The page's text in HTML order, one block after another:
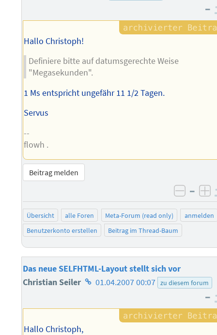
–
Hallo Christoph!
Definiere bitte auf datumsgerechte Weise
"Megasekunden".
1 Ms entspricht ungefähr 11 1/2 Tagen.
Servus
--
flowh .
Beitrag melden
–
Übersicht alle Foren Meta-Forum (read only)
anmelden
Benutzerkonto erstellen
Beitrag im Thread-Baum
Das neue SELFHTML-Layout stellt sich vor
Christian Seiler Homepage
Autors
01.04.2007 00:07 zu diesem forum
–
Hallo Christoph,